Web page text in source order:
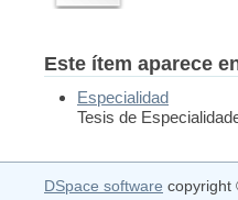
Este ítem aparece
Especialidad
Tesis de
DSpace software copyright